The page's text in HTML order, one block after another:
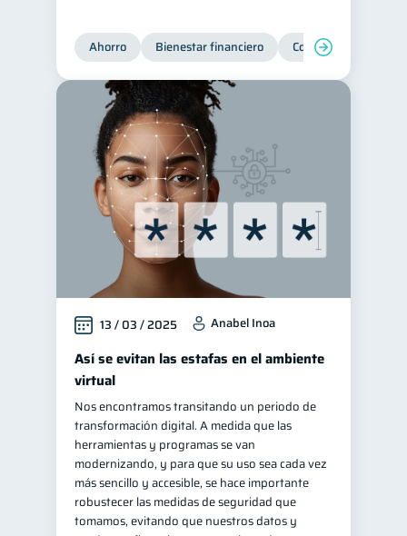
Ahorro Bienestar financiero Consejos
13 / 03 / 2025 Anabel Inoa
Así se evitan las estafas en el ambiente
virtual
Nos encontramos transitando un periodo de
transformación digital. A medida que las
herramientas y programas se van
modernizando, y para que su uso sea cada vez
más sencillo y accesible, se hace importante
robustecer las medidas de seguridad que
tomamos, evitando que nuestros datos y